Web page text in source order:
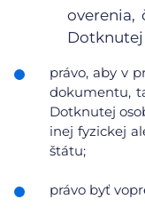
overenia,
Dotknutej
právo, aby v
dokumentu,
Dotknutej
inej fyzickej
štátu;
právo byť